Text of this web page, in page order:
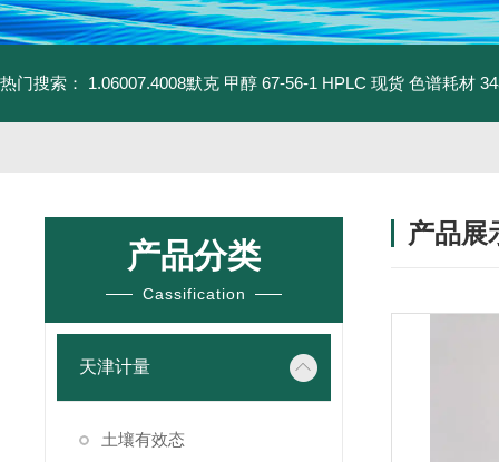
热门搜索： 1.06007.4008默克 甲醇 67-56-1 HPLC 现货 色谱耗材
产品分类
Cassification
天津计量
土壤有效态
产品展